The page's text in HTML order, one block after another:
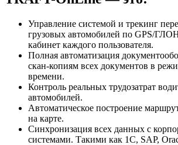
Управление системой и трекинг
грузовых автомобилей по GPS/
кабинет каждого пользователя.
Полная автоматизация
скан-копиям всех документов в
времени.
Контроль реальных трудозатрат
автомобилей.
Автоматическое построение
на карте.
Синхронизация всех данных с
системами. Такими как 1С, SAP,